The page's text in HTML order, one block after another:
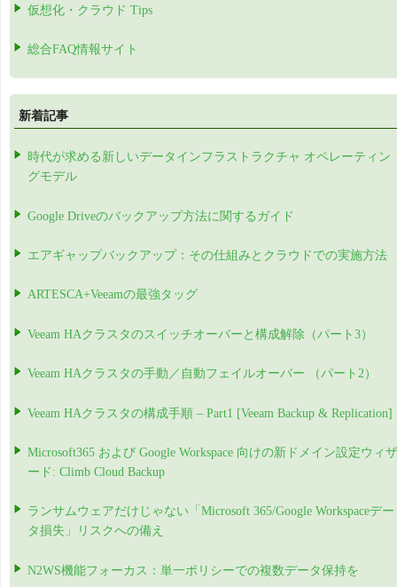
仮想化・クラウド Tips
総合FAQ情報サイト
新着記事
時代が求める新しいデータインフラストラクチャ オペレーティン
グモデル
Google Driveのバックアップ方法に関するガイド
エアギャップバックアップ：その仕組みとクラウドでの実施方法
ARTESCA+Veeamの最強タッグ
Veeam HAクラスタのスイッチオーバーと構成解除（パート3）
Veeam HAクラスタの手動／自動フェイルオーバー （パート2）
Veeam HAクラスタの構成手順 – Part1 [Veeam Backup & Replication]
Microsoft365 および Google Workspace 向けの新ドメイン設定ウィザ
ード: Climb Cloud Backup
ランサムウェアだけじゃない「Microsoft 365/Google Workspaceデー
タ損失」リスクへの備え
N2WS機能フォーカス：単一ポリシーでの複数データ保持を